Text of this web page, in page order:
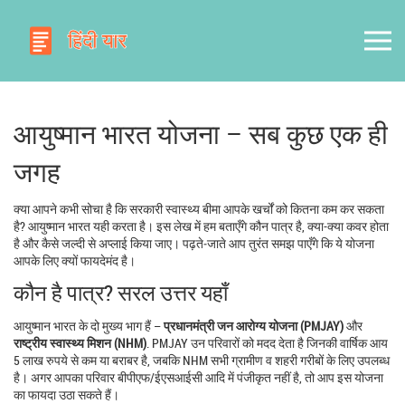
आयुष्मान भारत योजना – सब कुछ एक ही
जगह
क्या आपने कभी सोचा है कि सरकारी स्वास्थ्य बीमा आपके खर्चों को कितना कम कर सकता
है? आयुष्मान भारत यही करता है। इस लेख में हम बताएँगे कौन पात्र है, क्या-क्या कवर होता
है और कैसे जल्दी से अप्लाई किया जाए। पढ़ते‑जाते आप तुरंत समझ पाएँगे कि ये योजना
आपके लिए क्यों फायदेमंद है।
कौन है पात्र? सरल उत्तर यहाँ
आयुष्मान भारत के दो मुख्य भाग हैं –प्रधानमंत्री जन आरोग्य योजना (PMJAY)और
राष्ट्रीय स्वास्थ्य मिशन (NHM) . PMJAY उन परिवारों को मदद देता है जिनकी वार्षिक आय
5 लाख रुपये से कम या बराबर है, जबकि NHM सभी ग्रामीण व शहरी गरीबों के लिए उपलब्ध
है। अगर आपका परिवार बीपीएफ/ईएसआईसी आदि में पंजीकृत नहीं है, तो आप इस योजना
का फायदा उठा सकते हैं।